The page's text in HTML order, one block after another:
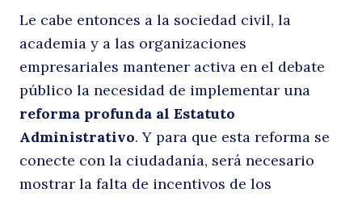
Le cabe entonces a la sociedad civil, la
academia y a las organizaciones
empresariales mantener activa en el debate
público la necesidad de implementar una
reforma profunda al Estatuto
Administrativo. Y para que esta reforma se
conecte con la ciudadanía, será necesario
mostrar la falta de incentivos de los